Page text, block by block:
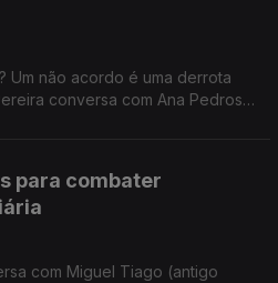
Um não acordo é uma derrota
conversa com Ana Pedrosa
para combater
com Miguel Tiago (antigo